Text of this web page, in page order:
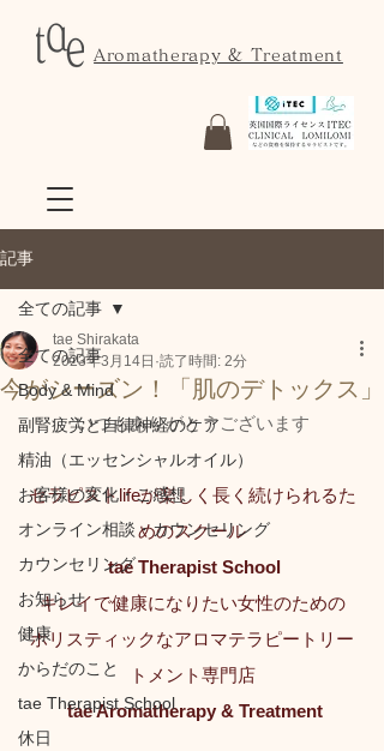
Aromatherapy & Treatment
記事
全ての記事
Body & Mind
副腎疲労と自律神経のケア
精油（エッセンシャルオイル）
お客様の変化・ご感想
オンライン相談・カウンセリング
カウンセリング
お知らせ
健康
からだのこと
tae Therapist School
休日
全ての記事
今がシーズン！「肌のデトックス」
tae Shirakata
2023年3月14日 読了時間: 2分
いつもありがとうございます
セラピストlifeが楽しく長く続けられるた
めのスクール
tae Therapist School
キレイで健康になりたい女性のための
ホリスティックなアロマテラピートリー
トメント専門店
tae Aromatherapy & Treatment